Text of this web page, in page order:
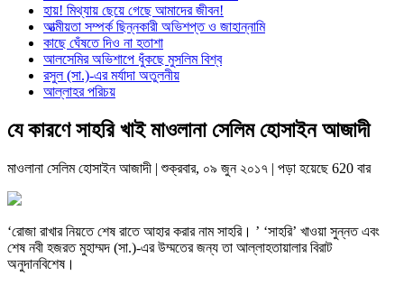
হায়! মিথ্যায় ছেয়ে গেছে আমাদের জীবন!
আত্মীয়তা সম্পর্ক ছিন্নকারী অভিশপ্ত ও জাহান্নামি
কাছে ঘেঁষতে দিও না হতাশা
আলসেমির অভিশাপে ধুঁকছে মুসলিম বিশ্ব
রসুল (সা.)-এর মর্যাদা অতুলনীয়
আল্লাহর পরিচয়
যে কারণে সাহরি খাই মাওলানা সেলিম হোসাইন আজাদী
মাওলানা সেলিম হোসাইন আজাদী | শুক্রবার, ০৯ জুন ২০১৭ | পড়া হয়েছে 620 বার
‘রোজা রাখার নিয়তে শেষ রাতে আহার করার নাম সাহরি। ’ ‘সাহরি’ খাওয়া সুন্নত এবং
শেষ নবী হজরত মুহাম্মদ (সা.)-এর উম্মতের জন্য তা আল্লাহতায়ালার বিরাট
অনুদানবিশেষ।